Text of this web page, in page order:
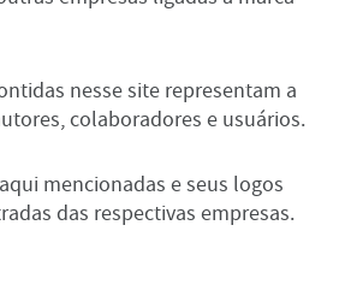
nesse site representam a
colaboradores e usuários.
mencionadas e seus logos
das respectivas empresas.